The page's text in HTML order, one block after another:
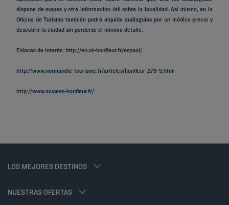
dispone de mapas y otra información útil sobre la localidad. Así mismo, en la
Oficina de Turismo también podrá alquilar audioguías por un módico precio y
descubrir la ciudad sin perderse el mínimo detalle.
Enlaces de interés: http://en.ot-honfleur.fr/espaol/
http://www.normandie-tourisme.fr/articles/honfleur-278-5.html
http://www.musees-honfleur.fr/
LOS MEJORES DESTINOS
Hoteles en Marsella
NUESTRAS OFERTAS
Tarifa del miembro
Avisos legales
Política de cookies